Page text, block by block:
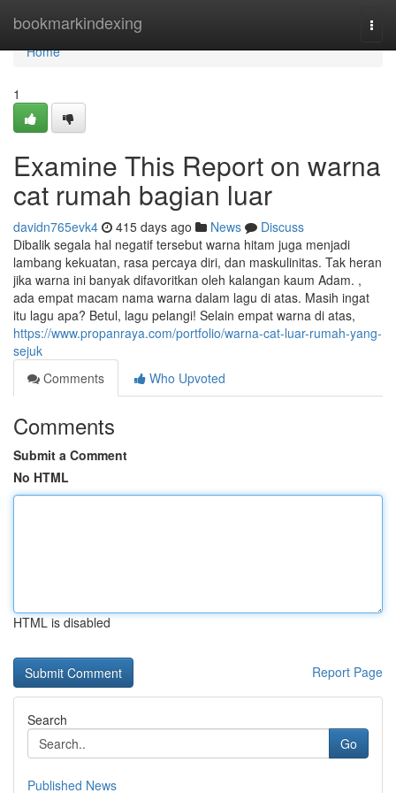
bookmarkindexing
Home
Home
1
Examine This Report on warna
cat rumah bagian luar
davidn765evk4 415 days ago News
Discuss
Dibalik segala hal negatif tersebut warna hitam juga menjadi
lambang kekuatan, rasa percaya diri, dan maskulinitas. Tak heran
jika warna ini banyak difavoritkan oleh kalangan kaum Adam. ,
ada empat macam nama warna dalam lagu di atas. Masih ingat
itu lagu apa? Betul, lagu pelangi! Selain empat warna di atas,
https://www.propanraya.com/portfolio/warna-cat-luar-rumah-yang-
sejuk
Comments
Who Upvoted
Comments
Submit a Comment
No HTML
HTML is disabled
Report Page
Search
Go
Published News